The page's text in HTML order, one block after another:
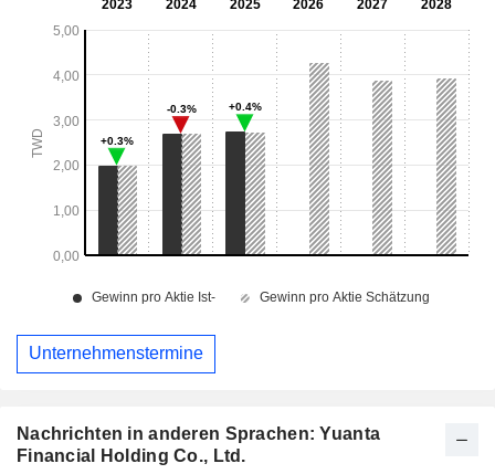
Nachrichten in anderen Sprachen: Yuanta
Financial Holding Co., Ltd.
Unternehmenstermine